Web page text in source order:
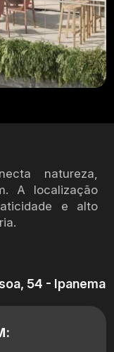
natureza,
A localização
e alto
54 - Ipanema